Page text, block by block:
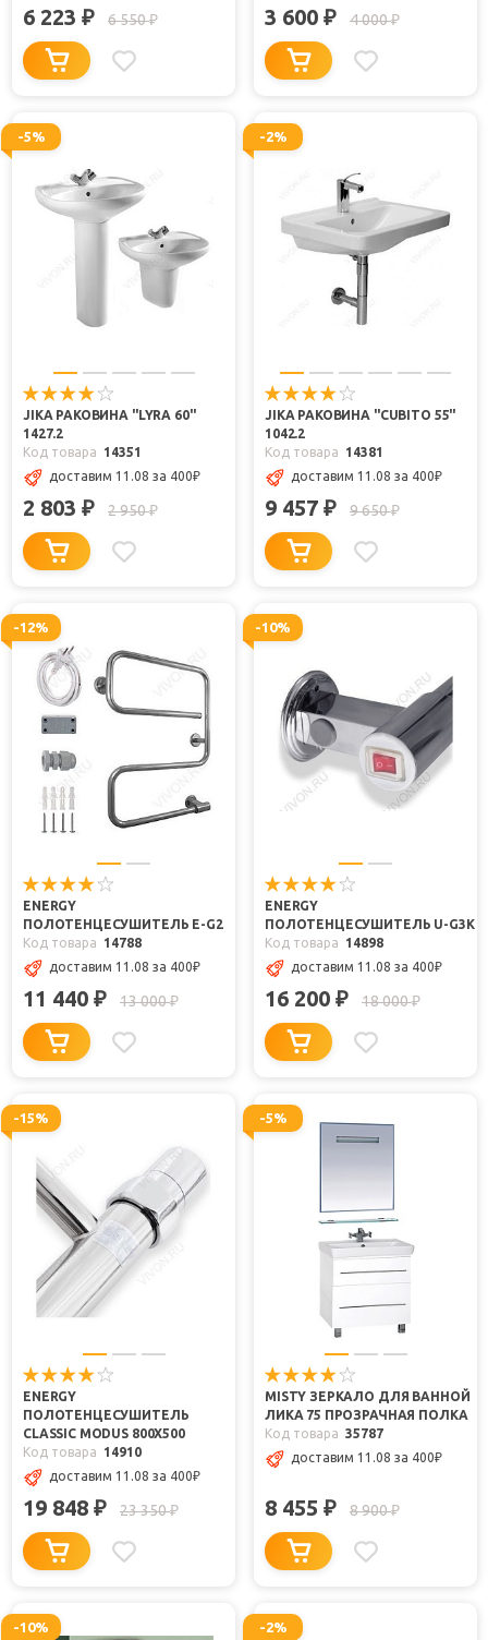
6 223 ₽ 6 550₽ 3 600 ₽ 4 000₽
-5%
JIKA РАКОВИНА "LYRA 60"
1427.2
Код товара
14351
доставим 11.08 за 400₽
2 803 ₽ 2 950₽
-2%
JIKA РАКОВИНА "CUBITO 55"
1042.2
Код товара
14381
доставим 11.08 за 400₽
9 457 ₽ 9 650₽
-12%
ENERGY
ПОЛОТЕНЦЕСУШИТЕЛЬ E-G2
Код товара
14788
доставим 11.08 за 400₽
11 440 ₽ 13 000₽
-10%
ENERGY
ПОЛОТЕНЦЕСУШИТЕЛЬ U-G3K
Код товара
14898
доставим 11.08 за 400₽
16 200 ₽ 18 000₽
-15%
ENERGY
ПОЛОТЕНЦЕСУШИТЕЛЬ
CLASSIC MODUS 800X500
Код товара
14910
доставим 11.08 за 400₽
19 848 ₽ 23 350₽
-5%
MISTY ЗЕРКАЛО ДЛЯ ВАННОЙ
ЛИКА 75 ПРОЗРАЧНАЯ ПОЛКА
Код товара 35787
доставим 11.08 за 400₽
8 455 ₽ 8 900₽
-10% -2%